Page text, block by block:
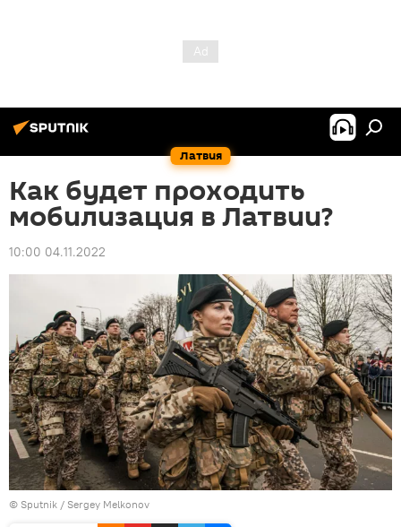
Латвия
Как будет проходить
мобилизация в Латвии?
10:00 04.11.2022
© Sputnik / Sergey Melkonov